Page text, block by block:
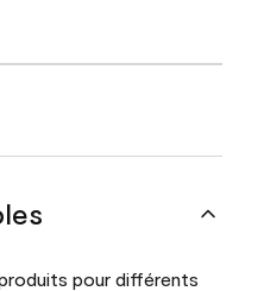
pour différents